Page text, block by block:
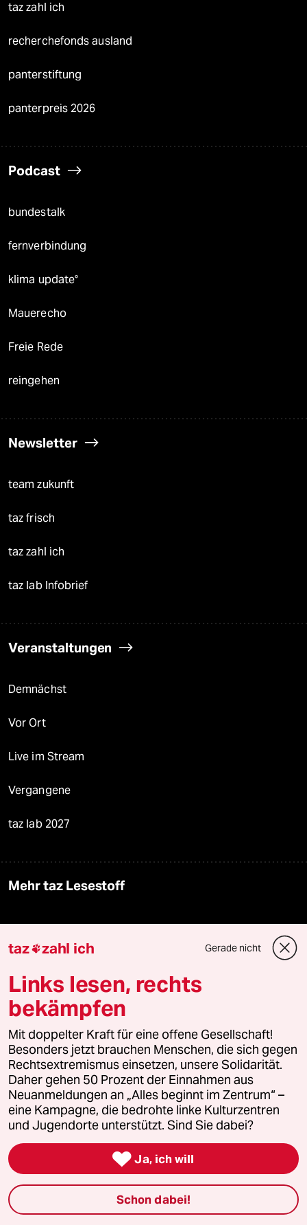
taz zahl ich
recherchefonds ausland
panterstiftung
panterpreis 2026
Podcast
bundestalk
fernverbindung
klima update°
Mauerecho
Freie Rede
reingehen
Newsletter
team zukunft
taz frisch
taz zahl ich
taz lab Infobrief
Veranstaltungen
Demnächst
Vor Ort
Live im Stream
Vergangene
taz lab 2027
Mehr taz Lesestoff
Le Monde diplomatique
taz Archiv
Mehr taz Angebote
Kantine
Shop
taz zahl ich Gerade nicht
Links lesen, rechts
bekämpfen
Mit doppelter Kraft für eine offene Gesellschaft!
Besonders jetzt brauchen Menschen, die sich gegen
Rechtsextremismus einsetzen, unsere Solidarität.
Daher gehen 50 Prozent der Einnahmen aus
Neuanmeldungen an „Alles beginnt im Zentrum“ –
eine Kampagne, die bedrohte linke Kulturzentren
und Jugendorte unterstützt. Sind Sie dabei?
 Ja, ich will
Schon dabei!